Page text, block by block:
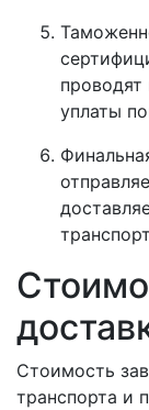
уплаты
Стоимость
транспорта и